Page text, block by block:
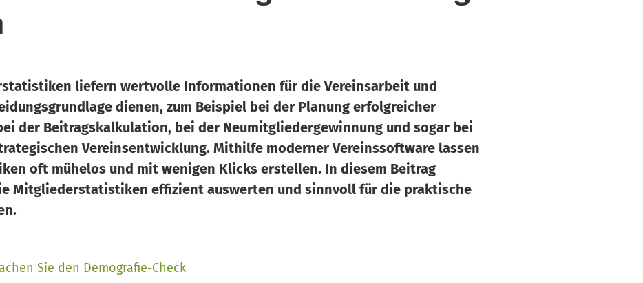
liefern wertvolle Informationen für die Vereinsarbeit und
dienen, zum Beispiel bei der Planung erfolgreicher
der Beitragskalkulation, bei der Neumitgliedergewinnung und sogar bei
Vereinsentwicklung. Mithilfe moderner Vereinssoftware lassen
oft mühelos und mit wenigen Klicks erstellen. In diesem Beitrag
Mitgliederstatistiken effizient auswerten und sinnvoll für die praktische
Sie den Demografie-Check